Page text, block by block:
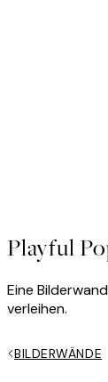
Playful
Eine
verleihen.
BILDERWÄNDE